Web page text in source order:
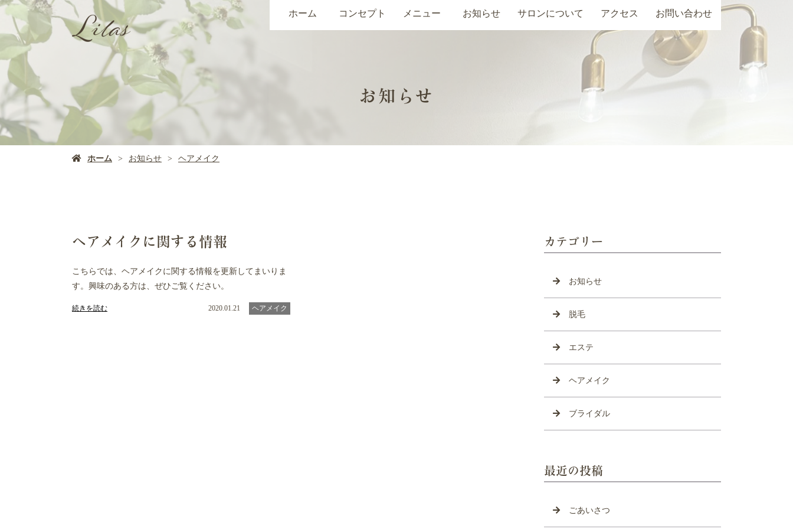
ホーム コンセプト メニュー お知らせ サロンについて アクセス お問い合わせ
お知らせ
ホーム お知らせ ヘアメイク
ヘアメイクに関する情報
こちらでは、ヘアメイクに関する情報を更新してまいりま
す。興味のある方は、ぜひご覧ください。
続きを読む 2020.01.21 ヘアメイク
カテゴリー
お知らせ
脱毛
エステ
ヘアメイク
ブライダル
最近の投稿
ごあいさつ